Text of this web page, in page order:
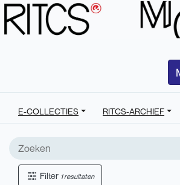
E-COLLECTIES RITCS-ARCHIEF
Filter 1 resultaten